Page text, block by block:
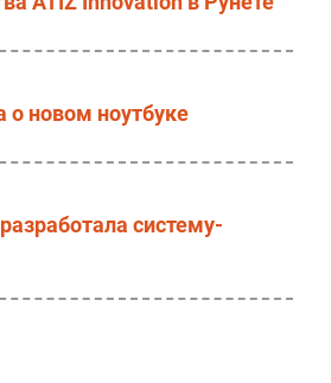
о новом ноутбуке
систему-